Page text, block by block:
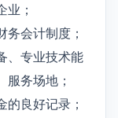
业；
务会计制度；
、专业技术能
务场地；
的良好记录；